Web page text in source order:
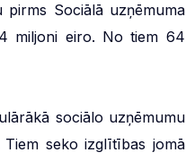
Sociālā uzņēmuma
miljoni eiro. No tiem 64
sociālo uzņēmumu
seko izglītības jomā